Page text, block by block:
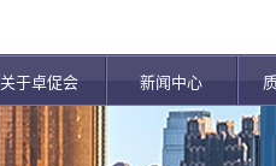
关于卓促会 新闻中心